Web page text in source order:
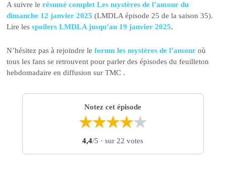
A suivre lerésumé complet Les mystères de l’amour du
dimanche 12 janvier 2025 (LMDLA épisode 25 de la saison 35).
Lire lesspoilers LMDLA jusqu’au 19 janvier 2025.
N’hésitez pas à rejoindre leforum les mystères de l’amour où
tous les fans se retrouvent pour parler des épisodes du feuilleton
hebdomadaire en diffusion sur TMC .
Notez cet épisode
★★★★★
4,4/5 · sur 22 votes